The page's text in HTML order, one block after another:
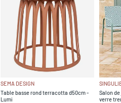
SEMA DESIGN
Table basse rond terracotta d50cm -
Lumi
Salon
verre